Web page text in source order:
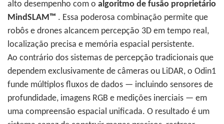
alto desempenho com o algoritmo de fusão proprietário
MindSLAM™ . Essa poderosa combinação permite que
robôs e drones alcancem percepção 3D em tempo real,
localização precisa e memória espacial persistente.
Ao contrário dos sistemas de percepção tradicionais que
dependem exclusivamente de câmeras ou LiDAR, o Odin1
funde múltiplos fluxos de dados — incluindo sensores de
profundidade, imagens RGB e medições inerciais — em
uma compreensão espacial unificada. O resultado é um